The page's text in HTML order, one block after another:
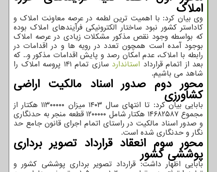
املاک
وی بیان کرد: با اهمیت ترین لطمه در عرصه معاونت املاک و
کاداستر کشور نبود ساختار الکترونیکی فرآیندهای املاک بوده
که بواسطه وجود نقص مذکور مشکلات زیادی در عرصه املاک
بوجود آمده است همچون تعدد در رویه ها و در اقدامات در
رابطه با املاک، عدم امکان رصد و پایش اقدامات مذکور و.. که
بعد از اتمام قرارداد استاندارد سازی تمام ۱۴۱ پروسه املاک را
شاهد می باشیم.
محور دوم صدور اسناد مالکیت اراضی
کشاورزی
بابایی بیان کرد: تا انتهای سال ۱۴۰۳ میزان ۱۱۳۰۰۰۰۰ هکتار از
مجموع ۱۴۶۸۲۵۸۷ هکتار شامل ۱۲۰۰۰۰۰ قطعه منجر به حدنگاری
و صدور اسناد مالکیت در راستای اتمام اجرای قانون جامع حد
نگار و حدنگاری شده است.
محور سوم انعقاد قرارداد تصویر برداری
پوششی کشور
بابایی اظهار داشت: قرارداد تصویر برداری پوششی کشور و